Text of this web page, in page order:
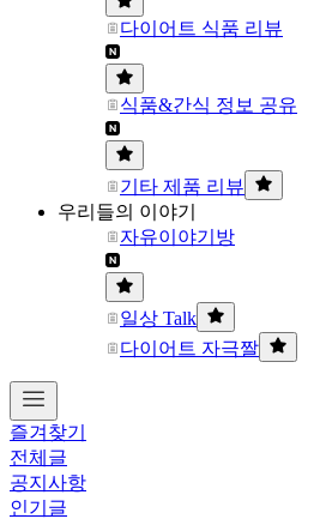
다이어트 식품 리뷰
식품&간식 정보 공유
기타 제품 리뷰
우리들의 이야기
자유이야기방
일상 Talk
다이어트 자극짤
즐겨찾기
전체글
공지사항
인기글